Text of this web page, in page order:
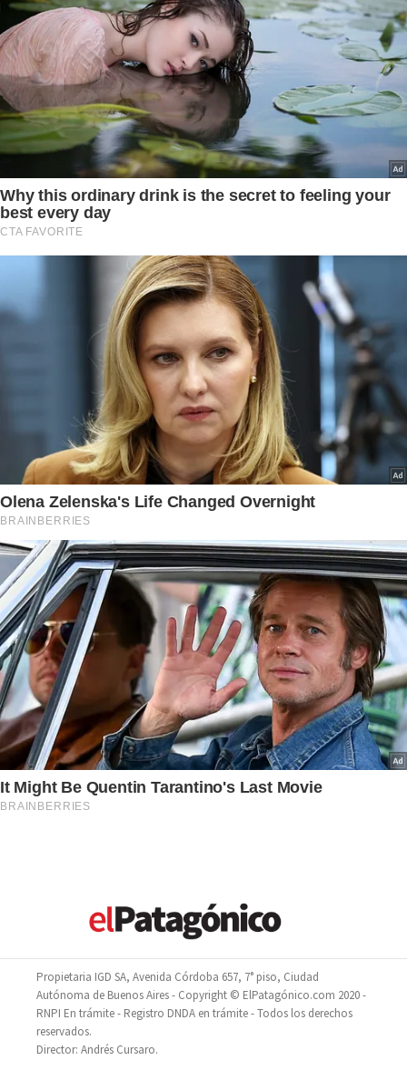
Propietaria IGD SA, Avenida Córdoba 657, 7° piso, Ciudad
Autónoma de Buenos Aires - Copyright © ElPatagónico.com 2020 -
RNPI En trámite - Registro DNDA en trámite - Todos los derechos
reservados.
Director: Andrés Cursaro.